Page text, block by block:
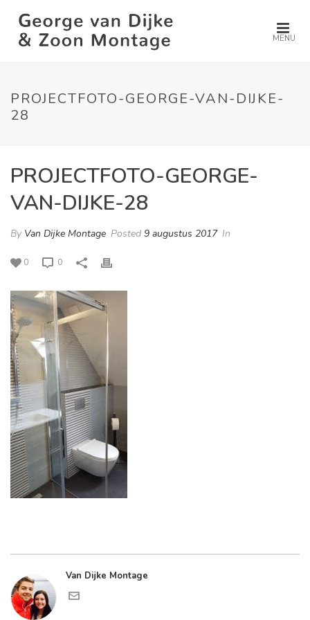
MENU
PROJECTFOTO-GEORGE-VAN-DIJKE-
28
PROJECTFOTO-GEORGE-
VAN-DIJKE-28
By Van Dijke Montage Posted 9 augustus 2017 In
0 0
Van Dijke Montage